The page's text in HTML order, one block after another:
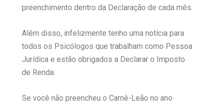
preenchimento dentro da Declaração de cada mês.
Além disso, infelizmente tenho uma notícia para
todos os Psicólogos que trabalham como Pessoa
Jurídica e estão obrigados a Declarar o Imposto
de Renda:
Se você não preencheu o Carnê-Leão no ano